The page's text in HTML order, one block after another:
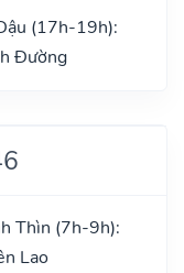
(17h-19h):
Đường
Thìn (7h-9h):
Lao